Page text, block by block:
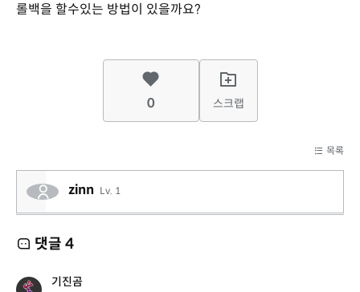
롤백을 할수있는 방법이 있을까요?
0 스크랩
목록
zinn Lv. 1
댓글 4
기진곰